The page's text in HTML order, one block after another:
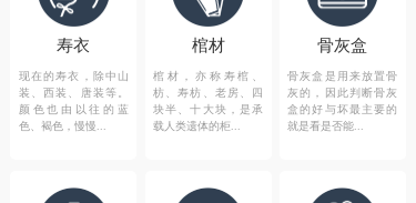
寿衣
现在的寿衣，除中山
装、西装、唐装等。
颜色也由以往的蓝
色、褐色，慢慢...
棺材
棺材，亦称寿棺、
枋、寿枋、老房、四
块半、十大块，是承
载人类遗体的柜...
骨灰盒
骨灰盒是用来放置骨
灰的，因此判断骨灰
盒的好与坏最主要的
就是看是否能...